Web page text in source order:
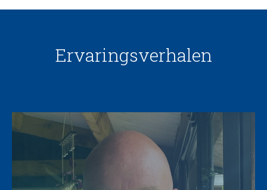
Ervaringsverhalen